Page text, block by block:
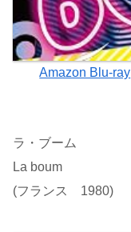
Amazon Blu-ray
ラ・ブーム
La boum
(フランス 1980)